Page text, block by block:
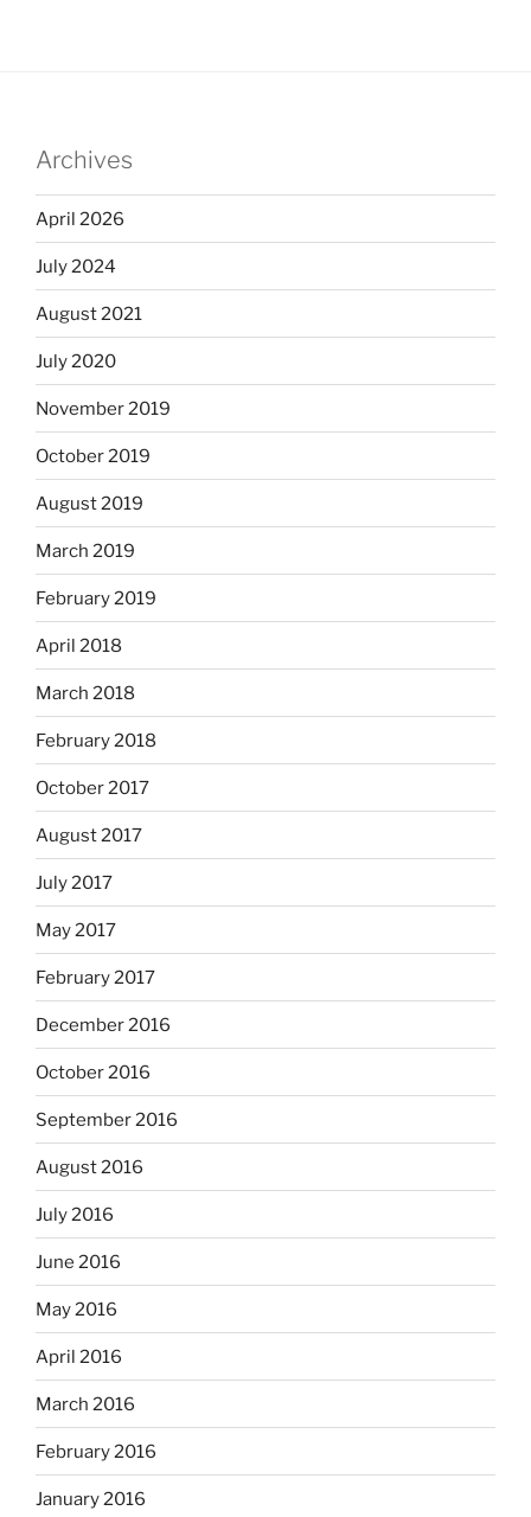
Archives
April 2026
July 2024
August 2021
July 2020
November 2019
October 2019
August 2019
March 2019
February 2019
April 2018
March 2018
February 2018
October 2017
August 2017
July 2017
May 2017
February 2017
December 2016
October 2016
September 2016
August 2016
July 2016
June 2016
May 2016
April 2016
March 2016
February 2016
January 2016